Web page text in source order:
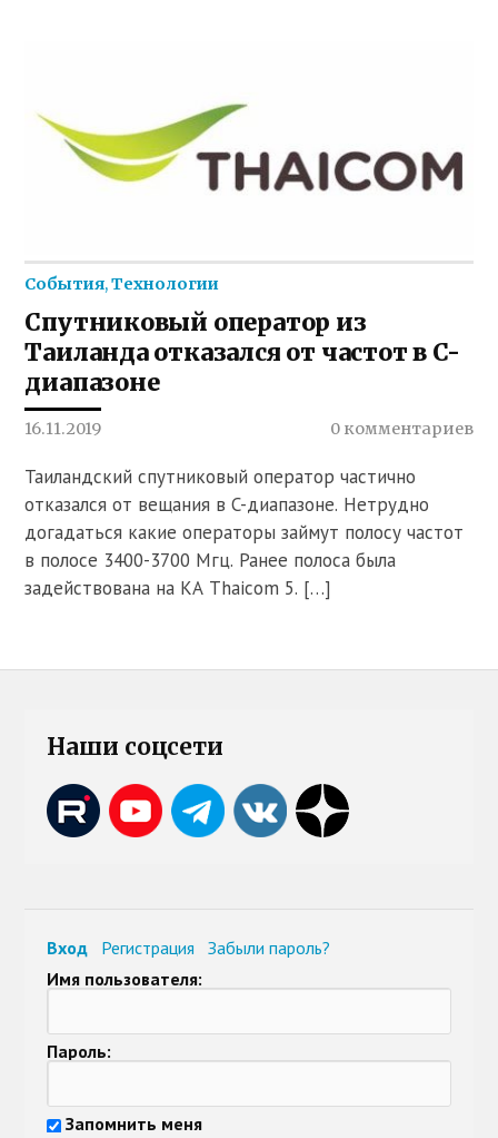
События,Технологии
Спутниковый оператор из
Таиланда отказался от частот в C-
диапазоне
16.11.2019 0 комментариев
Таиландский спутниковый оператор частично
отказался от вещания в C-диапазоне. Нетрудно
догадаться какие операторы займут полосу частот
в полосе 3400-3700 Мгц. Ранее полоса была
задействована на КА Thaicom 5. […]
Наши соцсети
Вход Регистрация
Забыли пароль?
Имя пользователя:
Пароль:
Запомнить меня